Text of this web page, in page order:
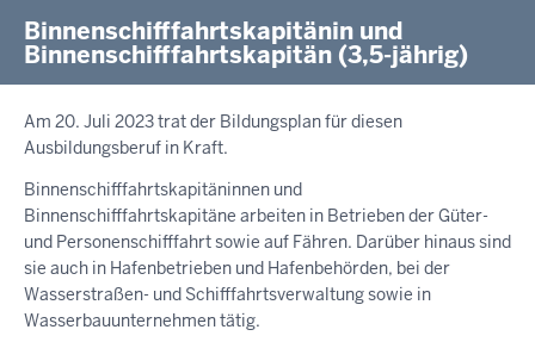
Binnenschifffahrtskapitänin und
Binnenschifffahrtskapitän (3,5-jährig)
Am 20. Juli 2023 trat der Bildungsplan für diesen
Ausbildungsberuf in Kraft.
Binnenschifffahrtskapitäninnen und
Binnenschifffahrtskapitäne arbeiten in Betrieben der Güter-
und Personenschifffahrt sowie auf Fähren. Darüber hinaus sind
sie auch in Hafenbetrieben und Hafenbehörden, bei der
Wasserstraßen- und Schifffahrtsverwaltung sowie in
Wasserbauunternehmen tätig.